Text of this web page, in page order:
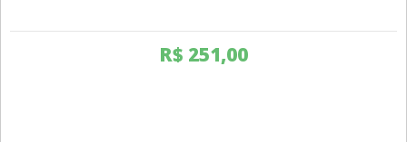
R$ 251,00